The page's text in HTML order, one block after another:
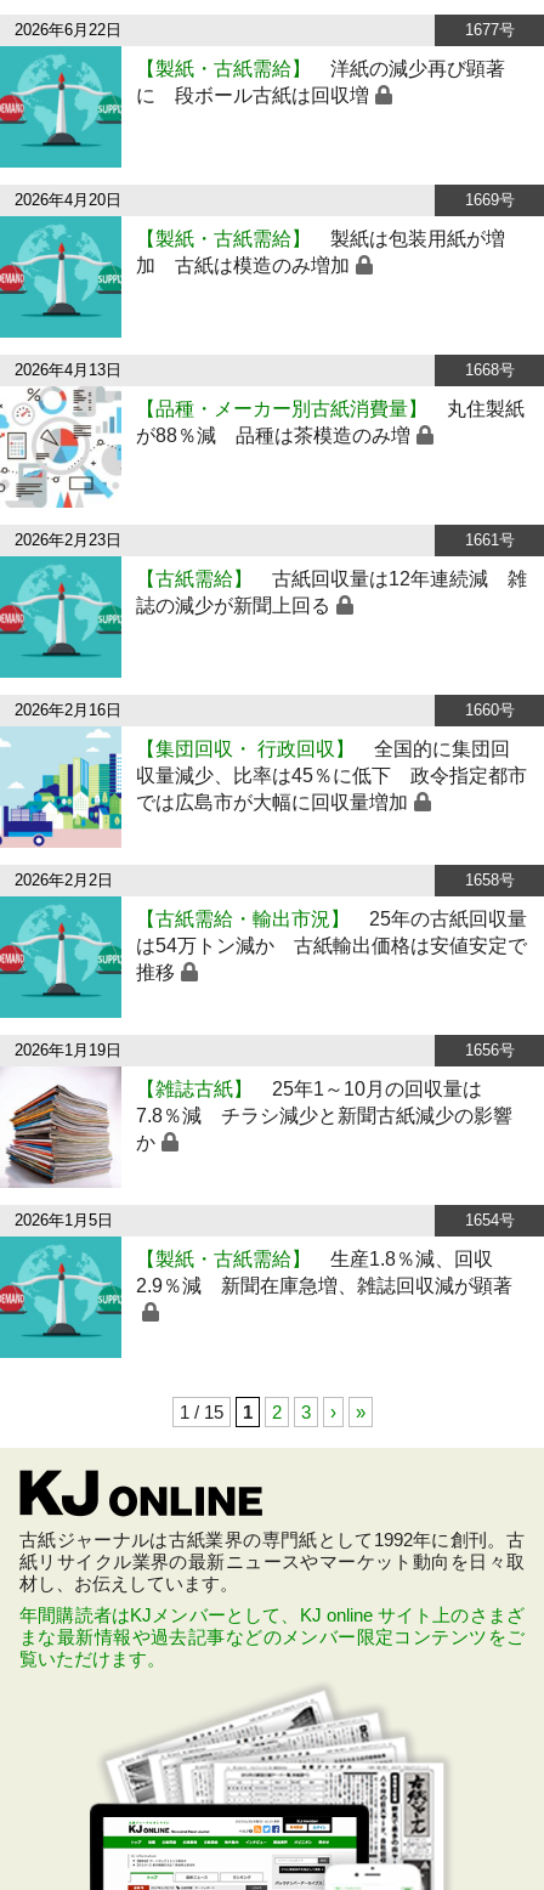
2026年6月22日 1677号
【製紙・古紙需給】
洋紙の減少再び顕著
に 段ボール古紙は回収増
2026年4月20日 1669号
【製紙・古紙需給】
製紙は包装用紙が増
加 古紙は模造のみ増加
2026年4月13日 1668号
【品種・メーカー別古紙消費量】
丸住製紙
が88％減 品種は茶模造のみ増
2026年2月23日 1661号
【古紙需給】
古紙回収量は12年連続減 雑
誌の減少が新聞上回る
2026年2月16日 1660号
【集団回収・ 行政回収】
全国的に集団回
収量減少、比率は45％に低下 政令指定都市
では広島市が大幅に回収量増加
2026年2月2日 1658号
【古紙需給・輸出市況】
25年の古紙回収量
は54万トン減か 古紙輸出価格は安値安定で
推移
2026年1月19日 1656号
【雑誌古紙】
25年1～10月の回収量は
7.8％減 チラシ減少と新聞古紙減少の影響
か
2026年1月5日 1654号
【製紙・古紙需給】
生産1.8％減、回収
2.9％減 新聞在庫急増、雑誌回収減が顕著
1 / 15 1 2 3 › »
古紙ジャーナルは古紙業界の専門紙として1992年に創刊。古
紙リサイクル業界の最新ニュースやマーケット動向を日々取
材し、お伝えしています。
年間購読者はKJメンバーとして、KJ online サイト上のさまざ
まな最新情報や過去記事などのメンバー限定コンテンツをご
覧いただけます。